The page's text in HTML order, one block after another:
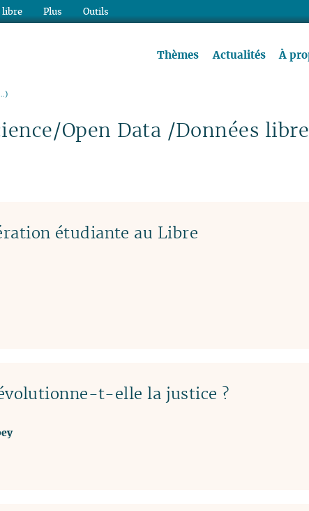
Thèmes Actualités À
Open Data /Données
étudiante au Libre
t-elle la justice ?
libre Plus Outils